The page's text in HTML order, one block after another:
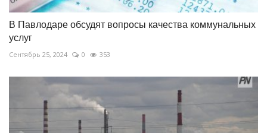
В Павлодаре обсудят вопросы качества коммунальных
услуг
Сентябрь 25, 2024 0 353